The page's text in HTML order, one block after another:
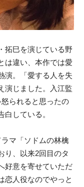
拓巳を演じている野
は違い、本作では愛
演。「愛する人を失
演じました。入江監
られると思ったの
している。
マ「ソドムの林檎
り、以来2回目のタ
好意を寄せていただ
恋人役なのでやっと